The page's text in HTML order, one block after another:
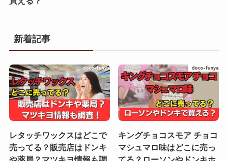
新着記事
レタッチワックスはどこで
売ってる？販売店はドンキ
キングチョコスモア チョコ
マシュマロ味はどこに売っ